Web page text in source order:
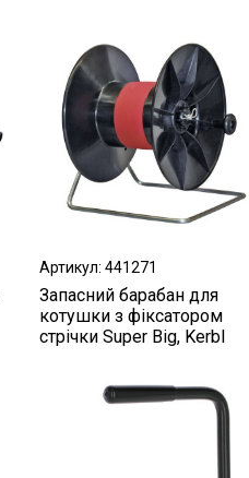
Артикул: 441271
Запасний барабан для
котушки з фіксатором
стрічки Super Big, Kerbl